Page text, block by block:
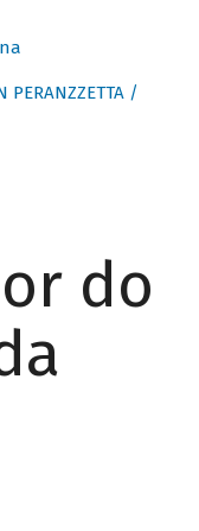
PERANZZETTA /
do